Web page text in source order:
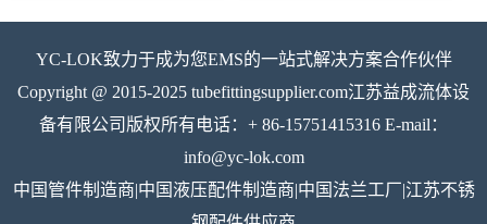
YC-LOK致力于成为您EMS的一站式解决方案合作伙伴
Copyright @ 2015-2025 tubefittingsupplier.com江苏益成流体设
备有限公司版权所有电话：+ 86-15751415316 E-mail：
info@yc-lok.com
中国管件制造商|中国液压配件制造商|中国法兰工厂|江苏不锈